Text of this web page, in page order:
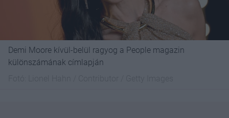
Demi Moore kívül-belül ragyog a People magazin
különszámának címlapján